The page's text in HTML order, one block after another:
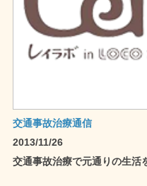
交通事故治療通信
2013/11/26
交通事故治療で元通りの生活